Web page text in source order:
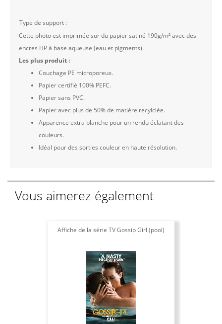
Type de support :
Cette photo est imprimée sur du papier satiné 190g/m² avec des
encres HP à base aqueuse (eau et pigments).
Les plus produit :
Couchage PE microporeux.
Papier certifié 100% PEFC.
Papier sans PVC.
Papier avec plus de 50% de matière recylclée.
Apparence extra blanche pour un rendu éclatant des
couleurs.
Idéal pour des sorties couleur en haute résolution.
Vous aimerez également
Affiche de la série TV Gossip Girl (pool)